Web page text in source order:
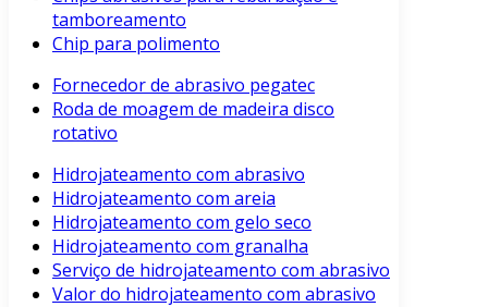
tamboreamento
Chip para polimento
Fornecedor de abrasivo pegatec
Roda de moagem de madeira disco
rotativo
Hidrojateamento com abrasivo
Hidrojateamento com areia
Hidrojateamento com gelo seco
Hidrojateamento com granalha
Serviço de hidrojateamento com abrasivo
Valor do hidrojateamento com abrasivo